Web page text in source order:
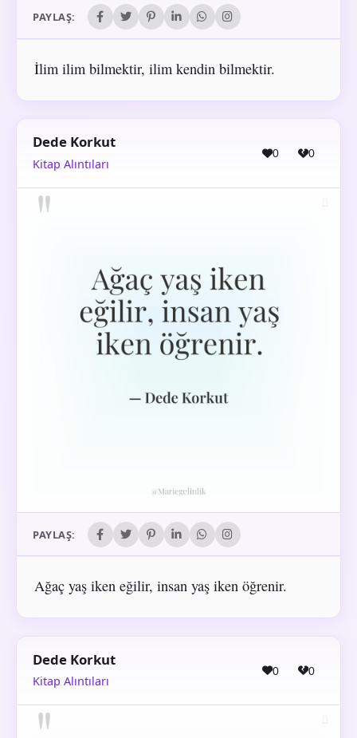
PAYLAŞ:
İlim ilim bilmektir, ilim kendin bilmektir.
Dede Korkut
Kitap Alıntıları
0 0
PAYLAŞ:
Ağaç yaş iken eğilir, insan yaş iken öğrenir.
Dede Korkut
Kitap Alıntıları
0 0